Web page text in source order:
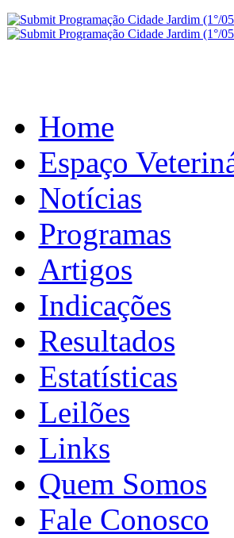
Home
Espaço
Notícias
Programas
Artigos
Indicações
Resultados
Estatísticas
Leilões
Links
Quem Somos
Fale Conosco